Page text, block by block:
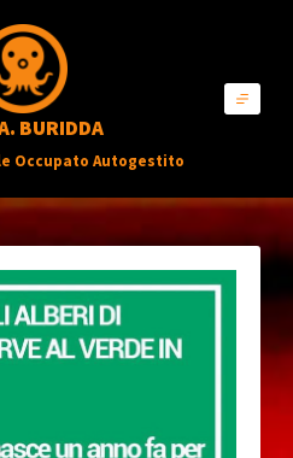
BURIDDA
Occupato Autogestito